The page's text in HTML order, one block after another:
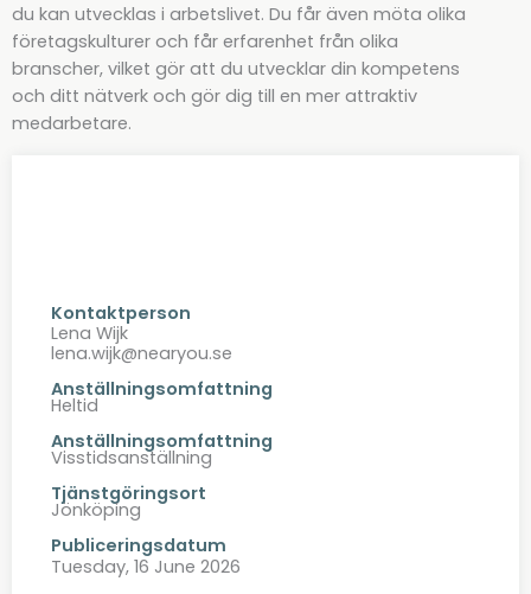
du kan utvecklas i arbetslivet. Du får även möta olika
företagskulturer och får erfarenhet från olika
branscher, vilket gör att du utvecklar din kompetens
och ditt nätverk och gör dig till en mer attraktiv
medarbetare.
Kontaktperson
Lena Wijk
lena.wijk@nearyou.se
Anställningsomfattning
Heltid
Anställningsomfattning
Visstidsanställning
Tjänstgöringsort
Jönköping
Publiceringsdatum
Tuesday, 16 June 2026